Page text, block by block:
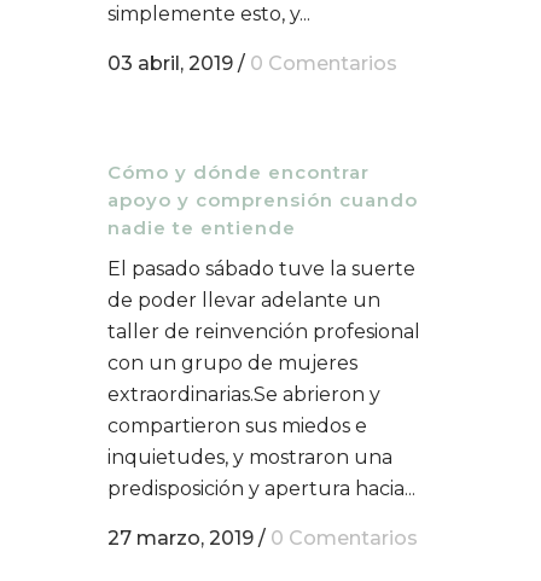
simplemente esto, y...
03 abril, 2019 / 0 Comentarios
Cómo y dónde encontrar
apoyo y comprensión cuando
nadie te entiende
El pasado sábado tuve la suerte
de poder llevar adelante un
taller de reinvención profesional
con un grupo de mujeres
extraordinarias.Se abrieron y
compartieron sus miedos e
inquietudes, y mostraron una
predisposición y apertura hacia...
27 marzo, 2019 / 0 Comentarios